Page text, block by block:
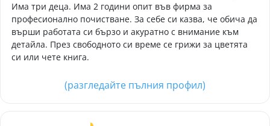
Има три деца. Има 2 години опит във фирма за
професионално почистване. За себе си казва, че обича да
върши работата си бързо и акуратно с внимание към
детайла. През свободното си време се грижи за цветята
си или чете книга.
(разгледайте пълния профил)